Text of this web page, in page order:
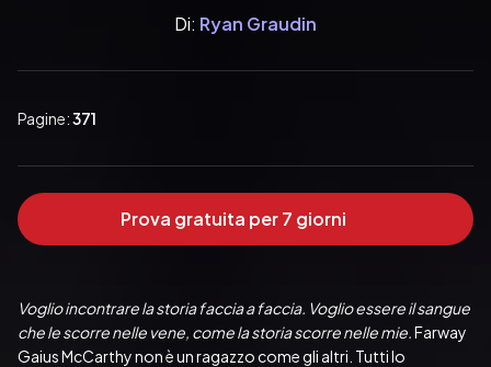
Di: Ryan Graudin
Pagine:371
Prova gratuita per 7 giorni
Voglio incontrare la storia faccia a faccia. Voglio essere il sangue
che le scorre nelle vene, come la storia scorre nelle mie. Farway
Gaius McCarthy non è un ragazzo come gli altri. Tutti lo